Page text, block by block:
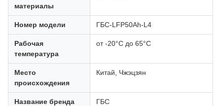
материалы
Номер модели ГБС-LFP50Ah-L4
Рабочая
температура
от -20°С до 65°С
Место
происхождения
Китай, Чжэцзян
Название бренда ГБС